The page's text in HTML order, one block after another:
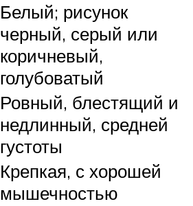
Белый; рисунок
черный, серый или
коричневый,
голубоватый
Ровный, блестящий и
недлинный, средней
густоты
Крепкая, с хорошей
мышечностью